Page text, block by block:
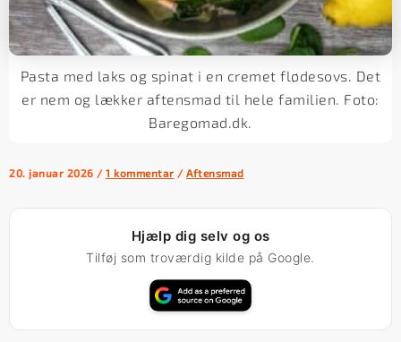
Pasta med laks og spinat i en cremet flødesovs. Det
er nem og lækker aftensmad til hele familien. Foto:
Baregomad.dk.
20. januar 2026 / 1 kommentar / Aftensmad
Hjælp dig selv og os
Tilføj som troværdig kilde på Google.